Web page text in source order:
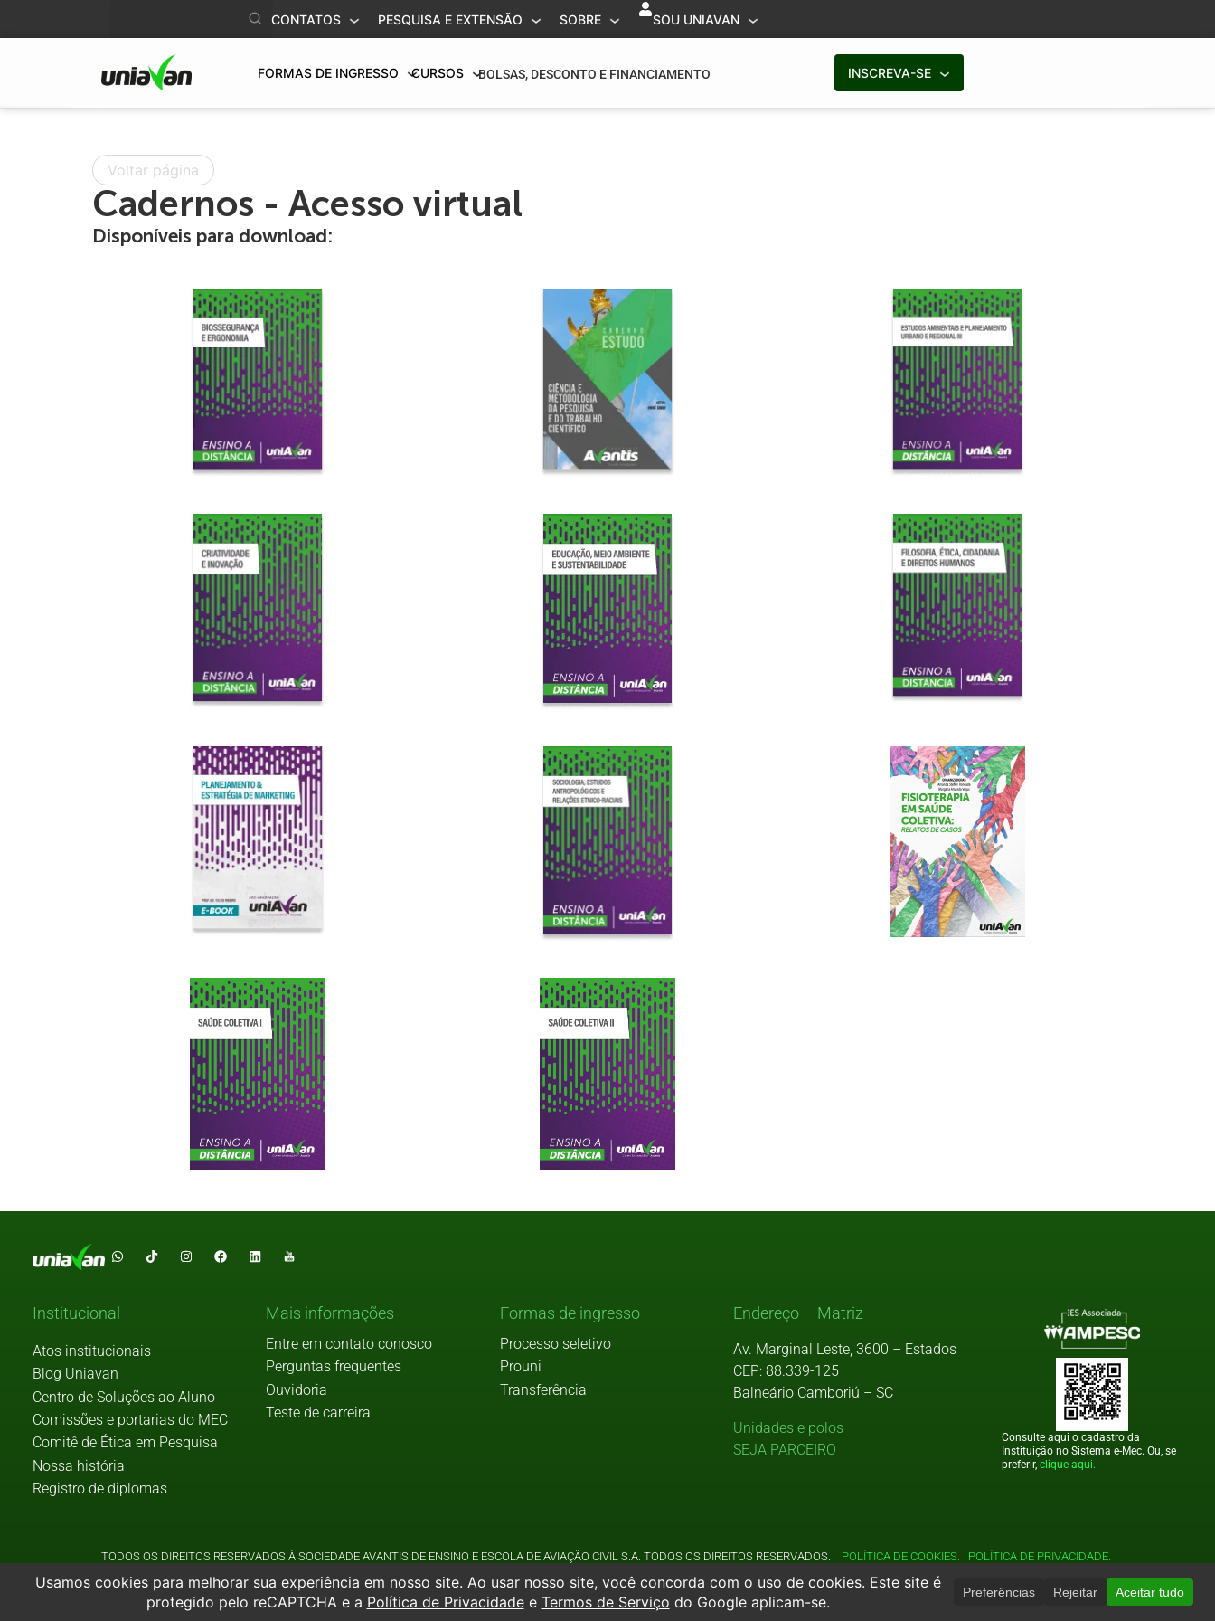
CONTATOS PESQUISA E EXTENSÃO SOBRE SOU UNIAVAN
FORMAS DE INGRESSO CURSOS BOLSAS, DESCONTO E FINANCIAMENTO INSCREVA-SE
Voltar página
Cadernos - Acesso virtual
Disponíveis para download:
Institucional
Atos institucionais
Blog Uniavan
Centro de Soluções ao Aluno
Comissões e portarias do MEC
Comitê de Ética em Pesquisa
Nossa história
Registro de diplomas
Mais informações
Entre em contato conosco
Perguntas frequentes
Ouvidoria
Teste de carreira
Formas de ingresso
Processo seletivo
Prouni
Transferência
Endereço – Matriz
Av. Marginal Leste, 3600 – Estados
CEP: 88.339-125
Balneário Camboriú – SC
Unidades e polos
SEJA PARCEIRO
Consulte aqui o cadastro da
Instituição no Sistema e-Mec. Ou, se
preferir,clique aqui.
TODOS OS DIREITOS RESERVADOS À SOCIEDADE AVANTIS DE ENSINO E ESCOLA DE AVIAÇÃO CIVIL S.A. TODOS OS DIREITOS RESERVADOS. POLÍTICA DE COOKIES.
POLÍTICA DE PRIVACIDADE.